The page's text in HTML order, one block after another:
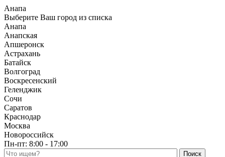
Анапа
Выберите Ваш город из списка
Анапа
Анапская
Апшеронск
Астрахань
Батайск
Волгоград
Воскресенский
Геленджик
Сочи
Саратов
Краснодар
Москва
Новороссийск
Пн-пт: 8:00 - 17:00
Поиск по каталогу